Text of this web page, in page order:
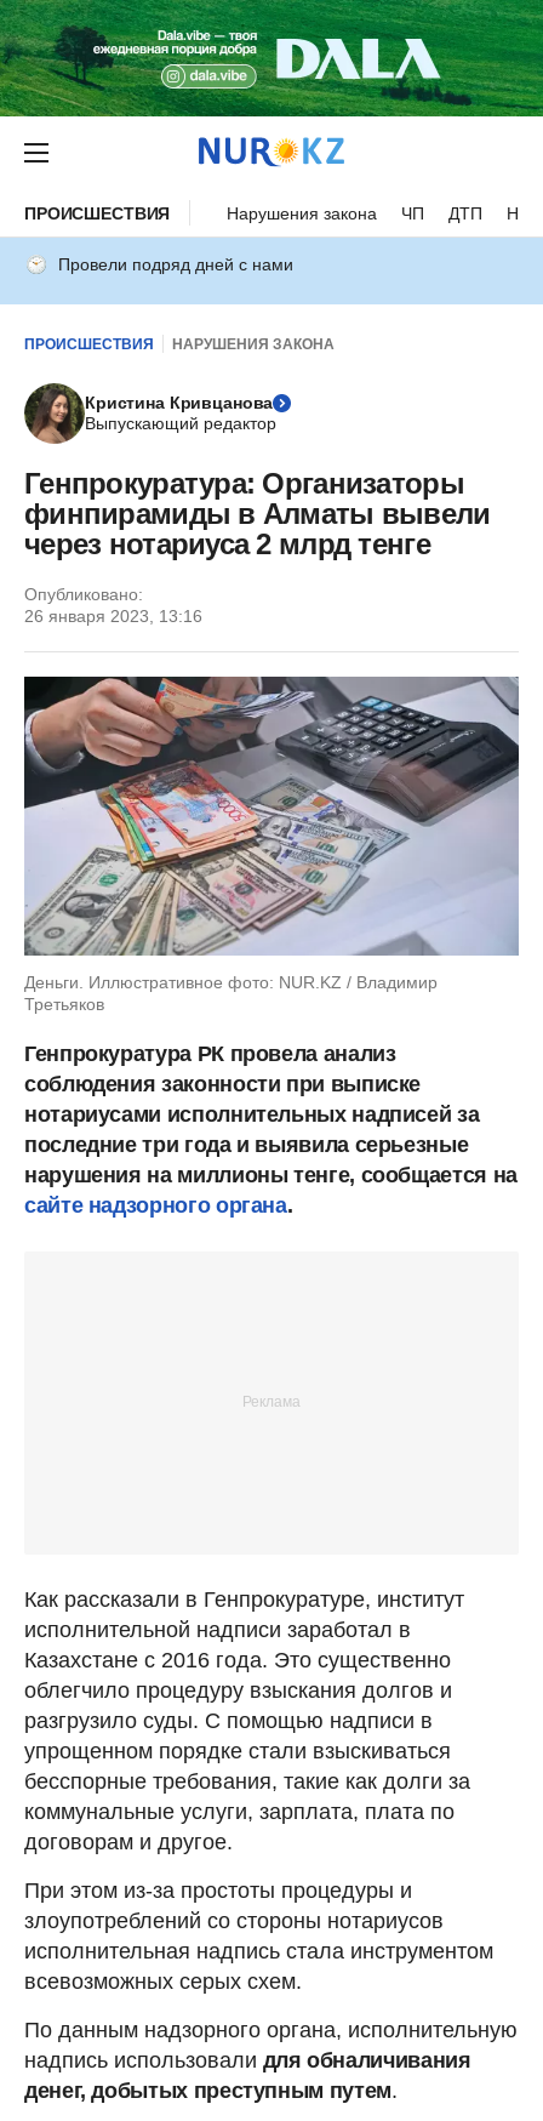
ПРОИСШЕСТВИЯ Нарушения закона ЧП ДТП
Провели подряд дней с нами
ПРОИСШЕСТВИЯ НАРУШЕНИЯ ЗАКОНА
Кристина Кривцанова
Выпускающий редактор
Генпрокуратура: Организаторы
финпирамиды в Алматы вывели
через нотариуса 2 млрд тенге
Опубликовано:
26 января 2023, 13:16
Деньги. Иллюстративное фото: NUR.KZ / Владимир
Третьяков
Генпрокуратура РК провела анализ
соблюдения законности при выписке
нотариусами исполнительных надписей за
последние три года и выявила серьезные
нарушения на миллионы тенге, сообщается на
сайте надзорного органа.
Как рассказали в Генпрокуратуре, институт
исполнительной надписи заработал в
Казахстане с 2016 года. Это существенно
облегчило процедуру взыскания долгов и
разгрузило суды. С помощью надписи в
упрощенном порядке стали взыскиваться
бесспорные требования, такие как долги за
коммунальные услуги, зарплата, плата по
договорам и другое.
При этом из-за простоты процедуры и
злоупотреблений со стороны нотариусов
исполнительная надпись стала инструментом
всевозможных серых схем.
По данным надзорного органа, исполнительную
надпись использовали для обналичивания
денег, добытых преступным путем.